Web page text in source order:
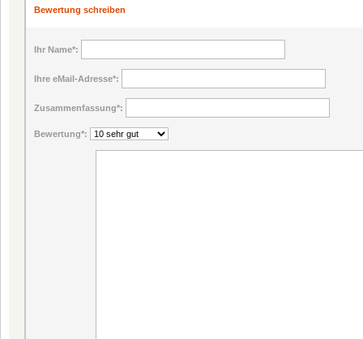
Bewertung schreiben
Ihr Name*:
Ihre eMail-Adresse*:
Zusammenfassung*:
Bewertung*: